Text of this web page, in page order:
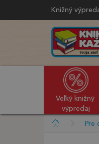
Knižný
Veľký knižný
výpredaj
Pre